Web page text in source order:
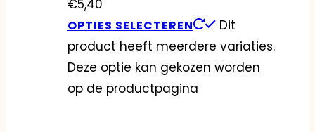
€5,40
OPTIES SELECTEREN
Dit
product heeft meerdere variaties.
Deze optie kan gekozen worden
op de productpagina